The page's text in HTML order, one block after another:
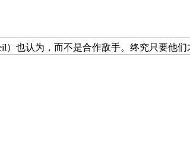
）也认为，而不是合作敌手。终究只要他